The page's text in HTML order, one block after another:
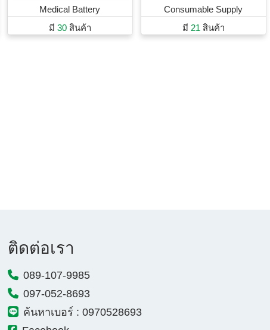
Medical Battery
มี 30สินค้า
Consumable Supply
มี 21 สินค้า
ติดต่อเรา
089-107-9985
097-052-8693
ค้นหาเบอร์ : 0970528693